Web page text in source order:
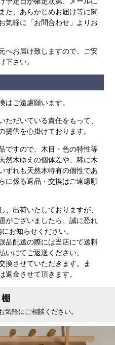
た、あらかじめお届け等に関
気軽に「お問合わせ」よりお
へお届け致しますので、ご安
下さい。
はご遠慮願います。
ただいている責任をもって、
提供を心掛けております。
ですので、木目・色の特性等
然木ゆえの個体差や、稀に木
ずれも天然木特有の個性であ
に係る返品・交換はご遠慮願
、出荷いたしておりますが、
がございましたら、誠に恐れ
お知らせください。
品配送の際には当店にて送料
いにてご返送ください。
換させていただきます。ま
返金させて頂きます。
軽にご相談ください。